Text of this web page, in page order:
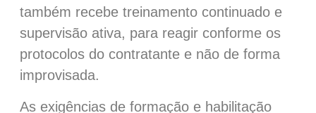
também recebe treinamento continuado e
supervisão ativa, para reagir conforme os
protocolos do contratante e não de forma
improvisada.
As exigências de formação e habilitação